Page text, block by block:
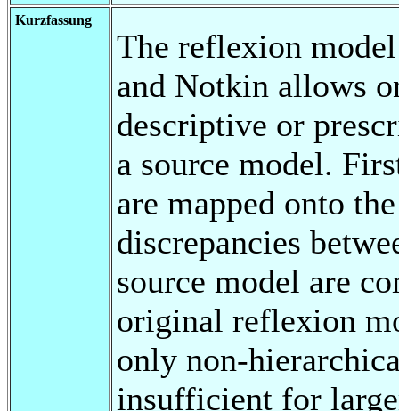
Kurzfassung
The reflexion
and Notkin allows
descriptive or
a source model.
are mapped onto
discrepancies
source model are
original reflexion
only non-
insufficient for